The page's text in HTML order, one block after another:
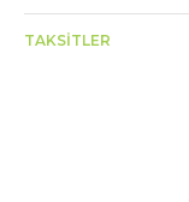
TAKSITLER